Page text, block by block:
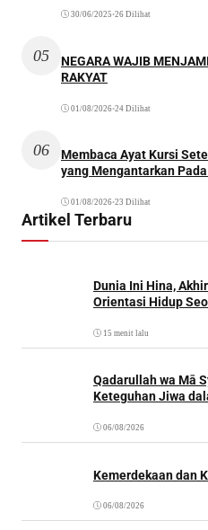
30/06/2025 •26 Dilihat
05
NEGARA WAJIB
RAKYAT
01/08/2026•24 Dilihat
06
Membaca Ayat Kursi
yang Mengantarkan
01/08/2026•23 Dilihat
Artikel Terbaru
Dunia Ini Hina,
Orientasi Hidup
15 menit lalu
Qadarullah wa Mā
Keteguhan Jiwa
06/08/2026
Kemerdekaan dan
06/08/2026